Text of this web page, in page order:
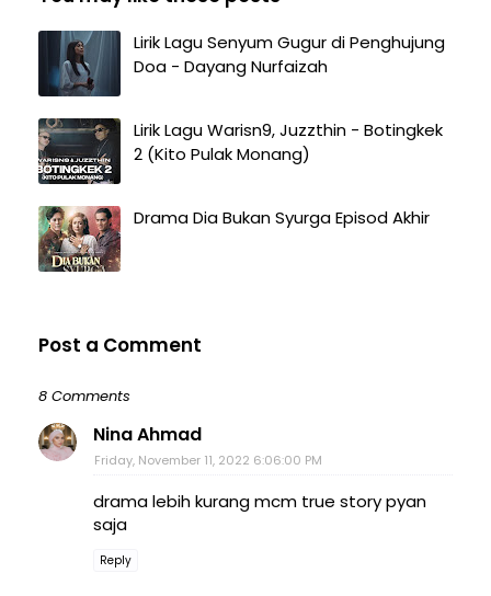
Lirik Lagu Senyum Gugur di Penghujung
Doa - Dayang Nurfaizah
Lirik Lagu Warisn9, Juzzthin - Botingkek
2 (Kito Pulak Monang)
Drama Dia Bukan Syurga Episod Akhir
Post a Comment
8 Comments
Nina Ahmad
Friday, November 11, 2022 6:06:00 PM
drama lebih kurang mcm true story pyan
saja
Reply